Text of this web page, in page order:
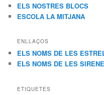
ELS NOSTRES BLOCS
ESCOLA LA MITJANA
ENLLAÇOS
ELS NOMS DE LES
ELS NOMS DE LES
ETIQUETES